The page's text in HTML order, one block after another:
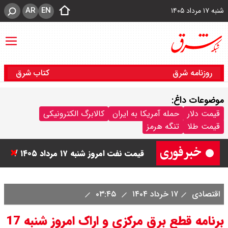
شنبه ۱۷ مرداد ۱۴۰۵ EN
AR
روزنامه شرق کتاب شرق
موضوعات داغ:
قیمت دلار حمله آمریکا به ایران
کالابرگ الکترونیکی
قیمت طلا
تنگه هرمز ۱۴۰۵ اعلام شد/ صعود قیمت سکه
قیمت نفت امروز شنبه ۱۷ مرداد ۱۴۰۵ /
۱۴۰۵ / طلا صعودی شد + جدول
اقتصادی ۱۷ خرداد ۱۴۰۴
برنامه قطع برق مرکزی و اراک امروز شنبه 17